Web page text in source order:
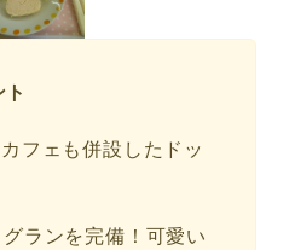
フェも併設したドッ
ランを完備！可愛い